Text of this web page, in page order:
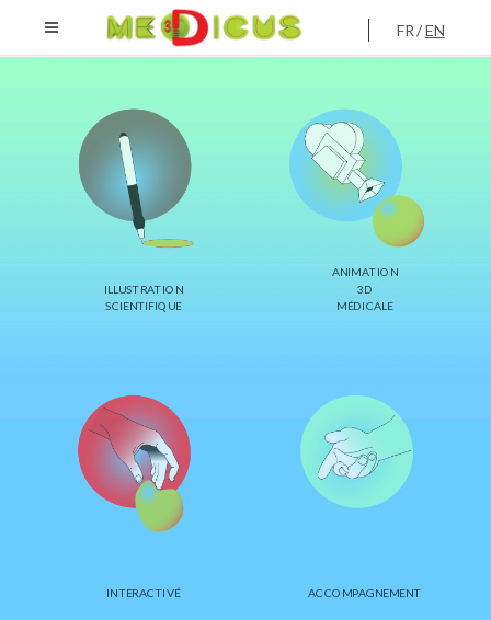
FR EN
ILLUSTRATION
SCIENTIFIQUE
ANIMATION
3D
MÉDICALE
INTERACTIVÉ ACCOMPAGNEMENT